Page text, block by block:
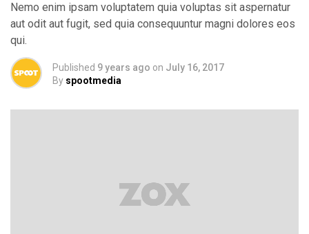
Nemo enim ipsam voluptatem quia voluptas sit aspernatur
aut odit aut fugit, sed quia consequuntur magni dolores eos
qui.
Published 9 years ago on July 16, 2017
By spootmedia